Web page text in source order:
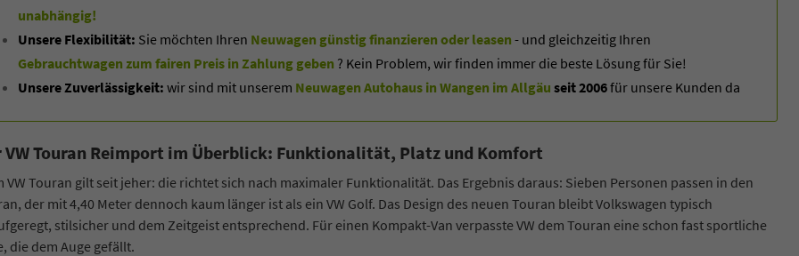
unabhängig!
Unsere Flexibilität: Sie möchten Ihren Neuwagen günstig finanzieren oder leasen - und gleichzeitig Ihren
Gebrauchtwagen zum fairen Preis in Zahlung geben ? Kein Problem, wir finden immer die beste Lösung für Sie!
Unsere Zuverlässigkeit: wir sind mit unserem Neuwagen Autohaus in Wangen im Allgäu seit 2006für unsere Kunden da
VW Touran Reimport im Überblick: Funktionalität, Platz und Komfort
VW Touran gilt seit jeher: die richtet sich nach maximaler Funktionalität. Das Ergebnis daraus: Sieben Personen passen in den
der mit 4,40 Meter dennoch kaum länger ist als ein VW Golf. Das Design des neuen Touran bleibt Volkswagen typisch
stilsicher und dem Zeitgeist entsprechend. Für einen Kompakt-Van verpasste VW dem Touran eine schon fast sportliche
die dem Auge gefällt.